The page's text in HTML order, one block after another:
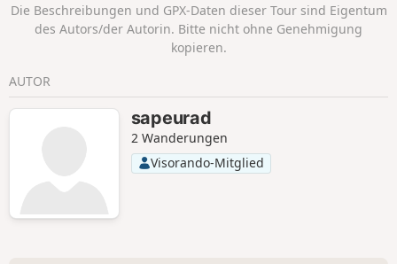
Geltung gebracht wird.
Die Beschreibungen und GPX-Daten dieser Tour sind Eigentum
des Autors/der Autorin. Bitte nicht ohne Genehmigung
kopieren.
AUTOR
sapeurad
2 Wanderungen
Visorando-Mitglied